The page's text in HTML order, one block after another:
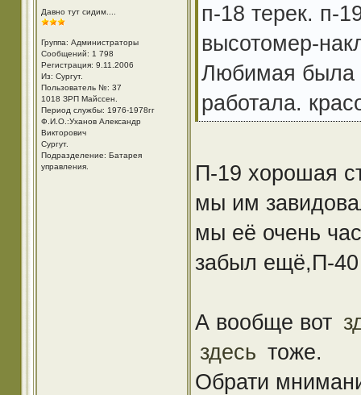
Давно тут сидим....
Группа: Администраторы
Сообщений: 1 798
Регистрация: 9.11.2006
Из: Cургут.
Пользователь №: 37
1018 ЗРП Майссен.
Период службы: 1976-1978гг
Ф.И.О.:Уханов Александр
Викторович
Cургут.
Подразделение: Батарея
управления.
п-18 терек. п-
высотомер-
Любимая была
работала.
П-19 хорошая
мы им
мы её очень
забыл ещё,П-
А вообще вот
здесь тоже.
Обрати